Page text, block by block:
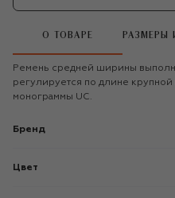
О ТОВАРЕ РАЗМЕРЫ
Ремень средней ширины
регулируется по длине
монограммы UC.
Бренд
Цвет